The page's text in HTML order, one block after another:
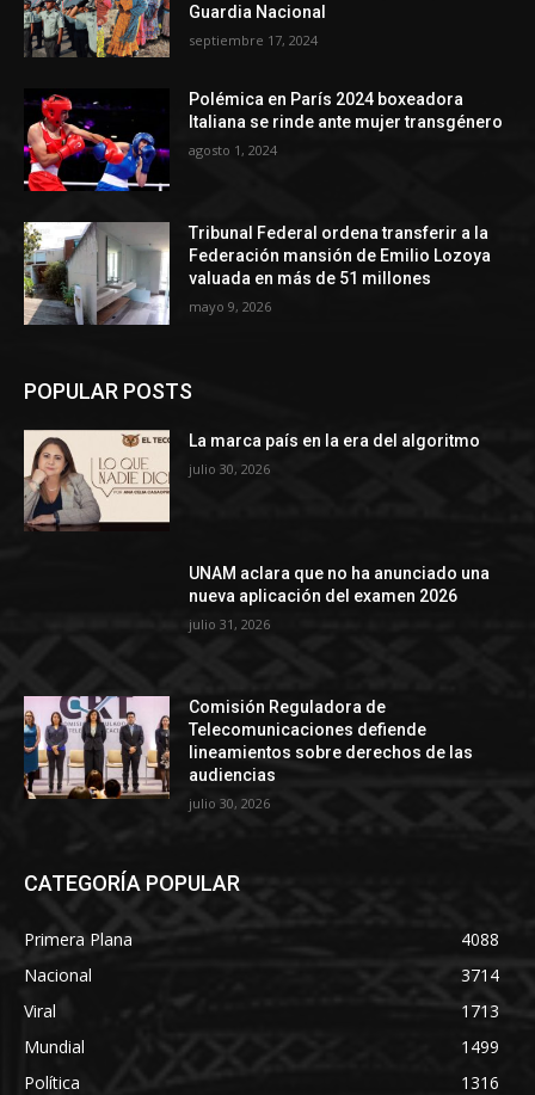
Guardia Nacional
septiembre 17, 2024
Polémica en París 2024 boxeadora
Italiana se rinde ante mujer transgénero
agosto 1, 2024
Tribunal Federal ordena transferir a la
Federación mansión de Emilio Lozoya
valuada en más de 51 millones
mayo 9, 2026
POPULAR POSTS
La marca país en la era del algoritmo
julio 30, 2026
UNAM aclara que no ha anunciado una
nueva aplicación del examen 2026
julio 31, 2026
Comisión Reguladora de
Telecomunicaciones defiende
lineamientos sobre derechos de las
audiencias
julio 30, 2026
CATEGORÍA POPULAR
Primera Plana
4088
Nacional
3714
Viral
1713
Mundial
1499
Política
1316